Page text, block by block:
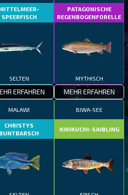
SPEERFISCH
SELTEN
ERFAHREN
PATAGONISCHE
REGENBOGENFORELLE
MYTHISCH
MEHR ERFAHREN
MALAWI
CHRISTYS
BUNTBARSCH
BIWA-SEE
KIRIKUCHI-SAIBLING